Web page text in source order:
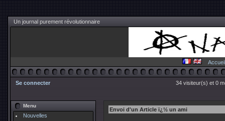
Un journal purement révolutionnaire
Accueil
Se connecter 34 visiteur(s) et 0
Menu
Nouvelles
Envoi d'un Article ï¿½ un ami